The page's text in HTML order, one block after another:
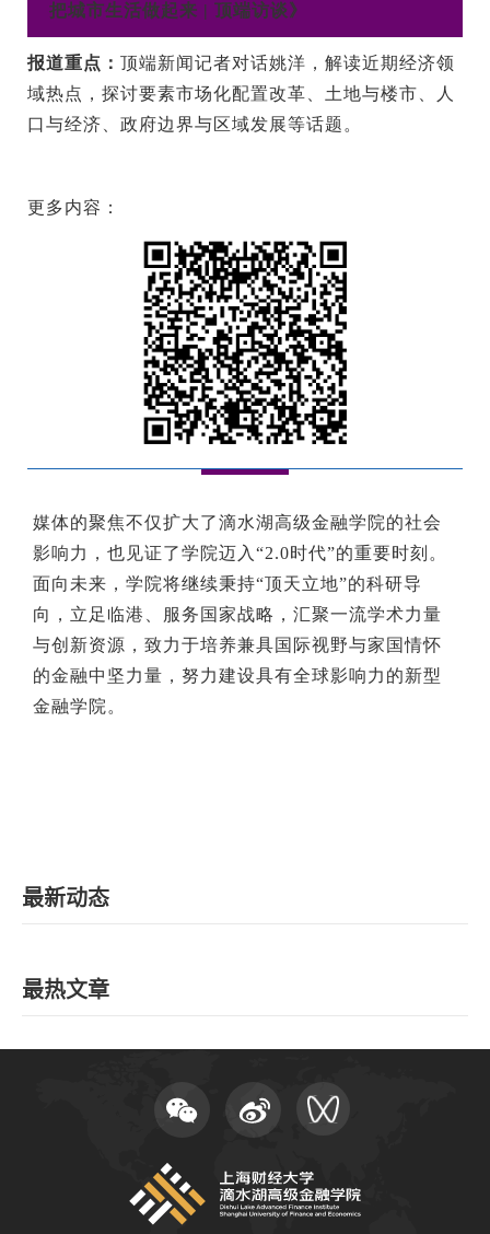
把城市生活做起来 | 顶端访谈》
报道重点： 顶端新闻记者对话姚洋，解读近期经济领
域热点，探讨要素市场化配置改革、土地与楼市、人
口与经济、政府边界与区域发展等话题。
更多内容：
媒体的聚焦不仅扩大了滴水湖高级金融学院的社会
影响力，也见证了学院迈入“2.0时代”的重要时刻。
面向未来，学院将继续秉持“顶天立地”的科研导
向，立足临港、服务国家战略，汇聚一流学术力量
与创新资源，致力于培养兼具国际视野与家国情怀
的金融中坚力量，努力建设具有全球影响力的新型
金融学院。
最新动态
最热文章